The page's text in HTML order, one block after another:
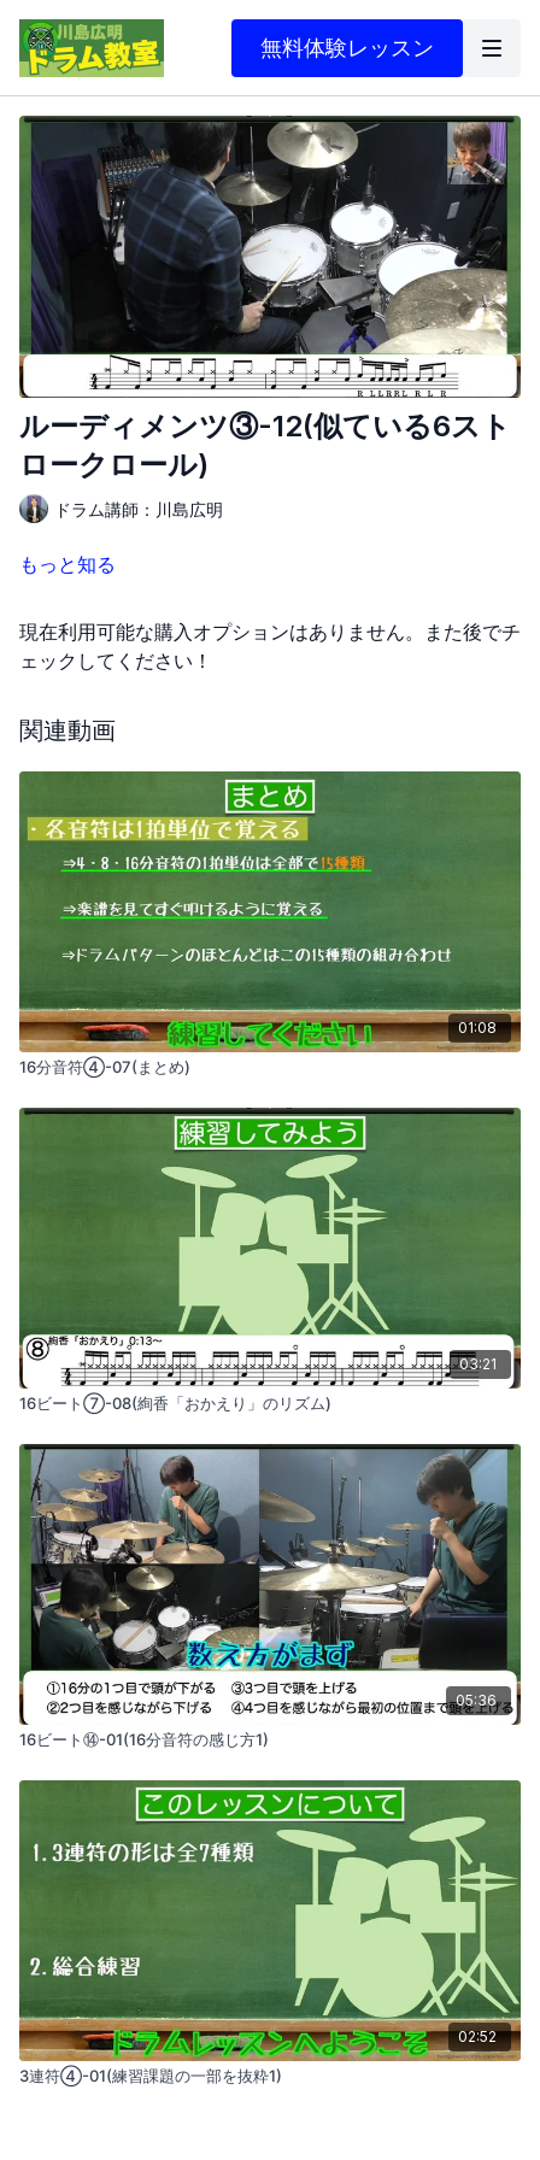
無料体験レッスン
ルーディメンツ③-12(似ている6スト
ロークロール)
ドラム講師：川島広明
もっと知る
現在利用可能な購入オプションはありません。また後でチ
ェックしてください！
関連動画
01:08
16分音符④-07(まとめ)
03:21
16ビート⑦-08(絢香「おかえり」のリズム)
05:36
16ビート⑭-01(16分音符の感じ方1)
02:52
3連符④-01(練習課題の一部を抜粋1)